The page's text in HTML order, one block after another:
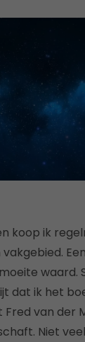
koop ik
waard.
dat ik het
Fred van der
Niet